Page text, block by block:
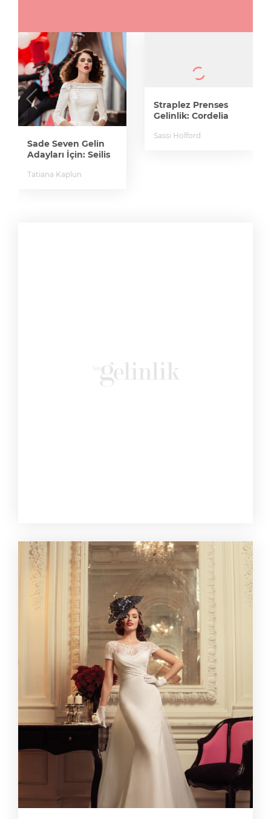
Sade Seven Gelin
Adayları İçin: Seilis
Tatiana Kaplun
Straplez Prenses
Gelinlik: Cordelia
Sassi Holford